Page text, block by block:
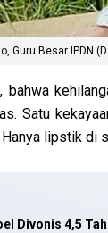
Guru Besar
bahwa
Satu
lipstik di
Divonis 4,5